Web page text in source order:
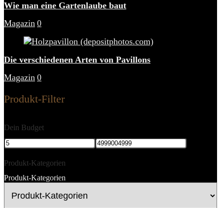
Wie man eine Gartenlaube baut
Magazin 0
Die verschiedenen Arten von Pavillons
Magazin 0
Produkt-Filter
Dein Budget
Produkt-Kategorien
Produkt-Kategorien